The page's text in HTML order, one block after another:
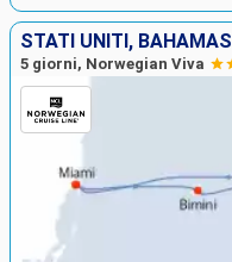
STATI UNITI, BAHAMAS
5 giorni, Norwegian Viva